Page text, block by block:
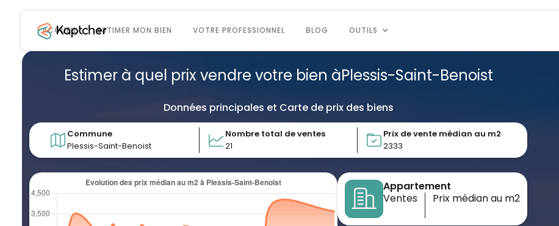
ACCUEIL ESTIMER MON BIEN VOTRE PROFESSIONNEL BLOG OUTILS
Estimer à quel prix vendre votre bien àPlessis-Saint-Benoist
Données principales et Carte de prix des biens
Commune
Plessis-Saint-Benoist
Nombre total de ventes
21
Prix de vente médian au m2
2333
Appartement
Ventes
Prix médian au m2